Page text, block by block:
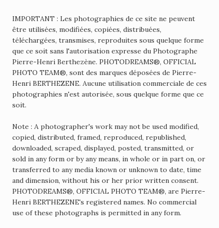
IMPORTANT : Les photographies de ce site ne peuvent
être utilisées, modifiées, copiées, distribuées,
téléchargées, transmises, reproduites sous quelque forme
que ce soit sans l'autorisation expresse du Photographe
Pierre-Henri Berthezène. PHOTODREAMS®, OFFICIAL
PHOTO TEAM®, sont des marques déposées de Pierre-
Henri BERTHEZENE. Aucune utilisation commerciale de ces
photographies n'est autorisée, sous quelque forme que ce
soit.
Note : A photographer's work may not be used modified,
copied, distributed, framed, reproduced, republished,
downloaded, scraped, displayed, posted, transmitted, or
sold in any form or by any means, in whole or in part on, or
transferred to any media known or unknown to date, time
and dimension, without his or her prior written consent.
PHOTODREAMS®, OFFICIAL PHOTO TEAM®, are Pierre-
Henri BERTHEZENE's registered names. No commercial
use of these photographs is permitted in any form.